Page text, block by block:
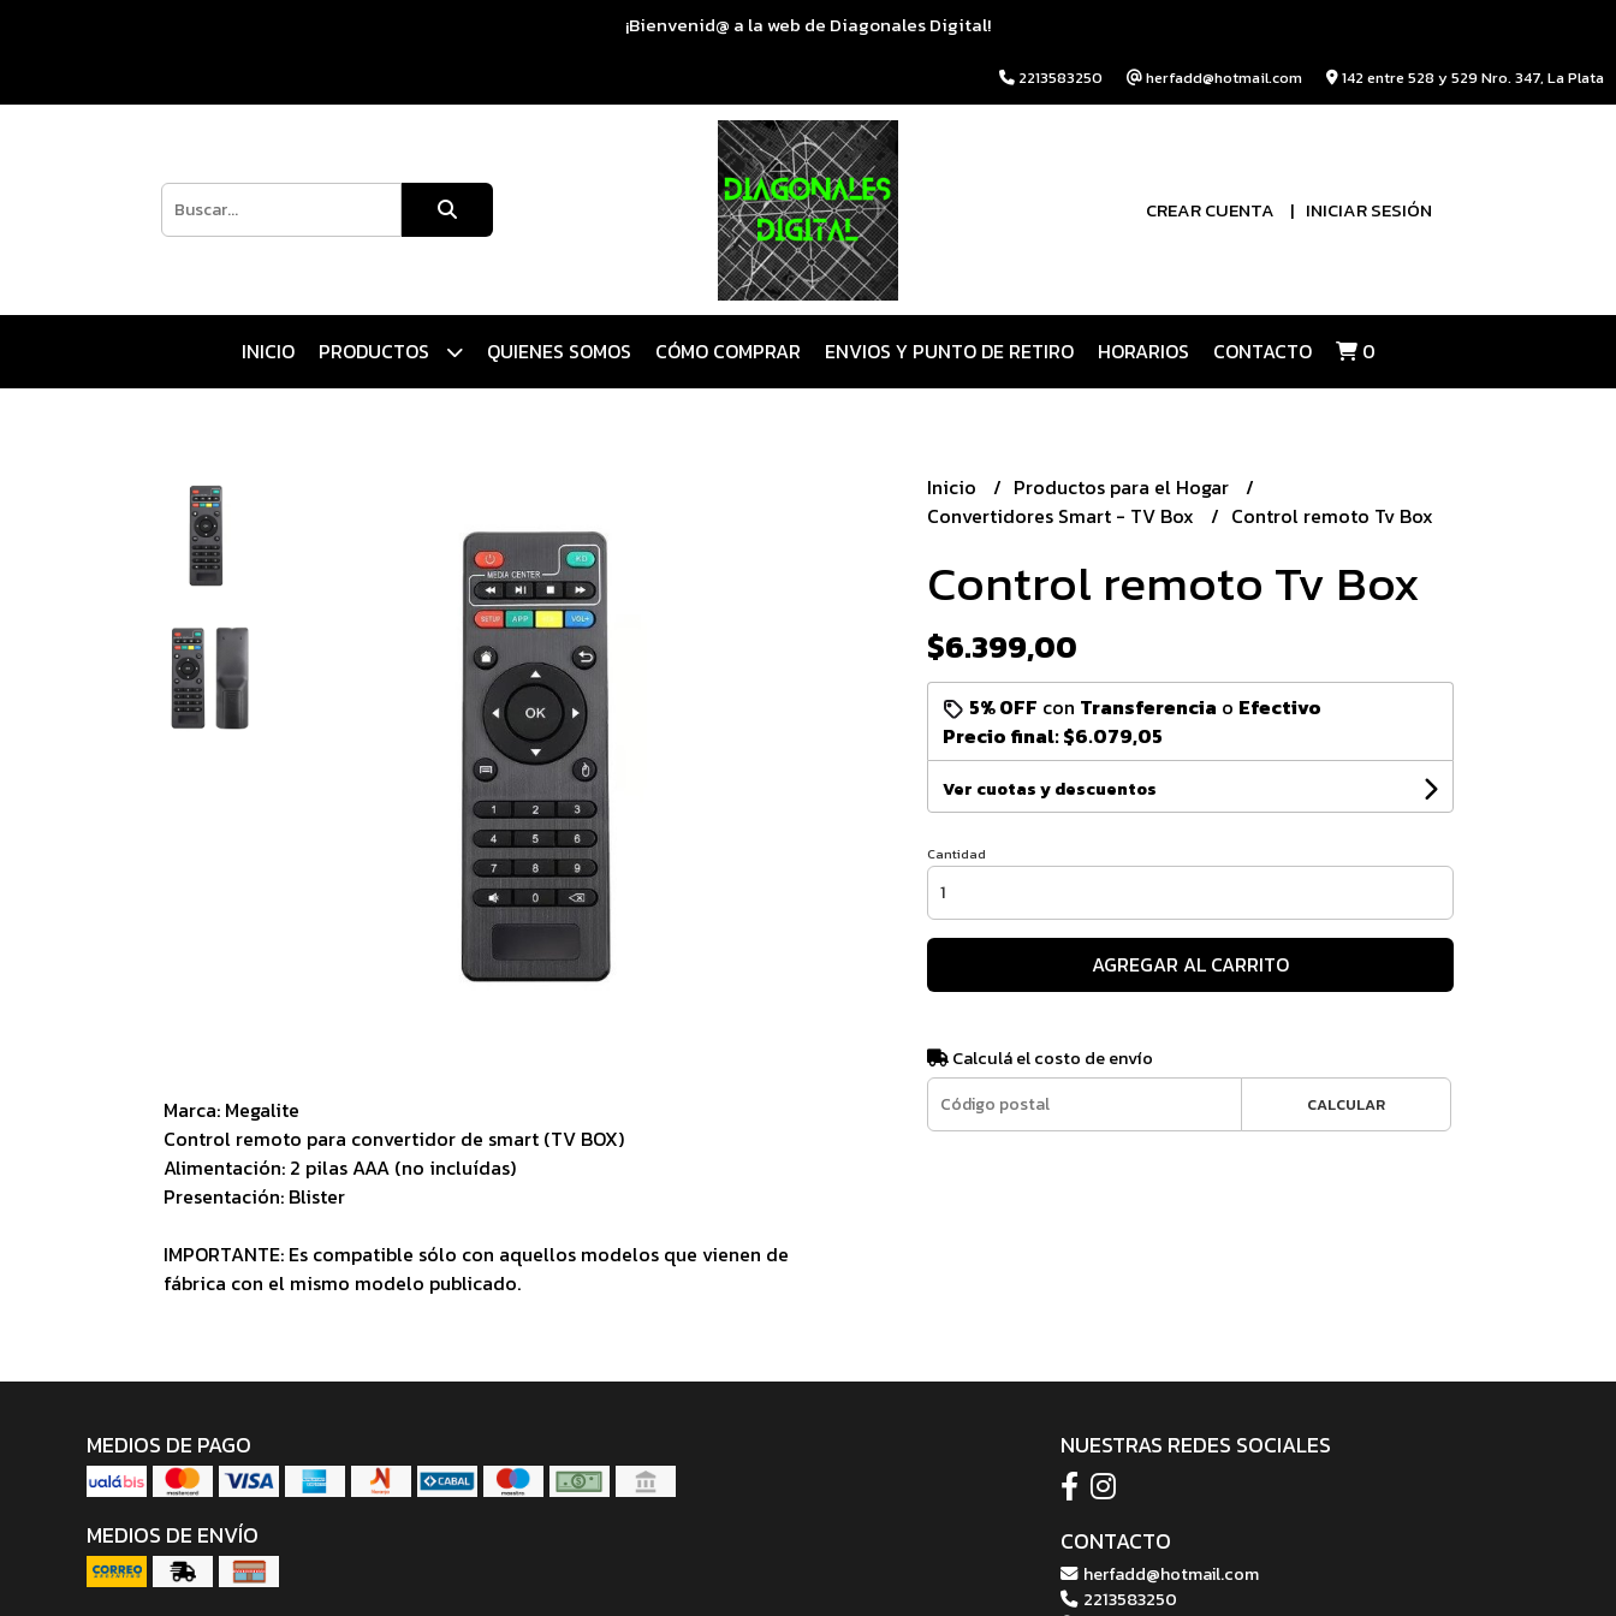
¡Bienvenid@ a la web de Diagonales Digital!
2213583250 herfadd@hotmail.com 142 entre 528 y 529 Nro. 347, La Plata
CREAR CUENTA INICIAR SESIÓN
INICIO PRODUCTOS QUIENES SOMOS CÓMO COMPRAR ENVIOS Y PUNTO DE RETIRO HORARIOS CONTACTO 0
Marca: Megalite
Control remoto para convertidor de smart (TV BOX)
Alimentación: 2 pilas AAA (no incluídas)
Presentación: Blister
IMPORTANTE: Es compatible sólo con aquellos modelos que vienen de
fábrica con el mismo modelo publicado.
Inicio
Productos para el Hogar
Convertidores Smart - TV Box
Control remoto Tv Box
Control remoto Tv Box
$6.399,00
5% OFF con Transferencia o Efectivo
Precio final:$6.079,05
Ver cuotas y descuentos
Cantidad
AGREGAR AL CARRITO
Calculá el costo de envío
CALCULAR
MEDIOS DE PAGO
MEDIOS DE ENVÍO
NUESTRAS REDES SOCIALES
CONTACTO
herfadd@hotmail.com
2213583250